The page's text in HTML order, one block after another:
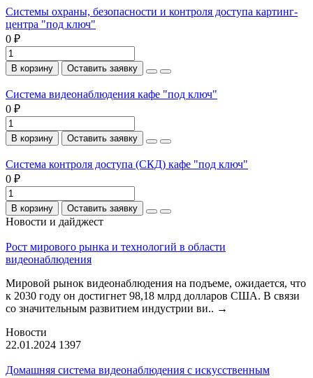
Системы охраны, безопасности и контроля доступа картинг-
центра "под ключ"
0 ₽
В корзину Оставить заявку
Система видеонаблюдения кафе "под ключ"
0 ₽
В корзину Оставить заявку
Система контроля доступа (СКД) кафе "под ключ"
0 ₽
В корзину Оставить заявку
Новости и дайджест
Рост мирового рынка и технологий в области
видеонаблюдения
Мировой рынок видеонаблюдения на подъеме, ожидается, что
к 2030 году он достигнет 98,18 млрд долларов США. В связи
со значительным развитием индустрии ви.. →
Новости
22.01.2024 1397
Домашняя система видеонаблюдения с искусственным